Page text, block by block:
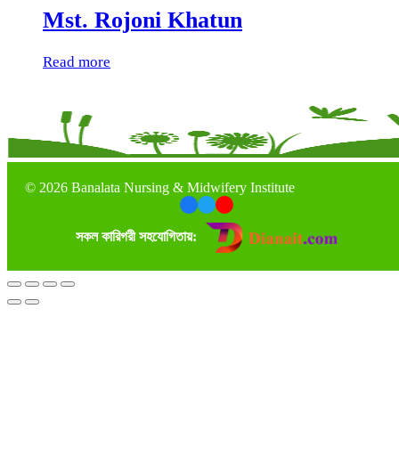
Mst. Rojoni Khatun
Read more
© 2026 Banalata Nursing & Midwifery Institute
সকল কারিগরী সহযোগিতায়: